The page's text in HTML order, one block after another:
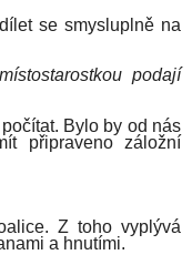
se smysluplně na
podají
Bylo by od nás
připraveno záložní
Z toho vyplývá
a hnutími.